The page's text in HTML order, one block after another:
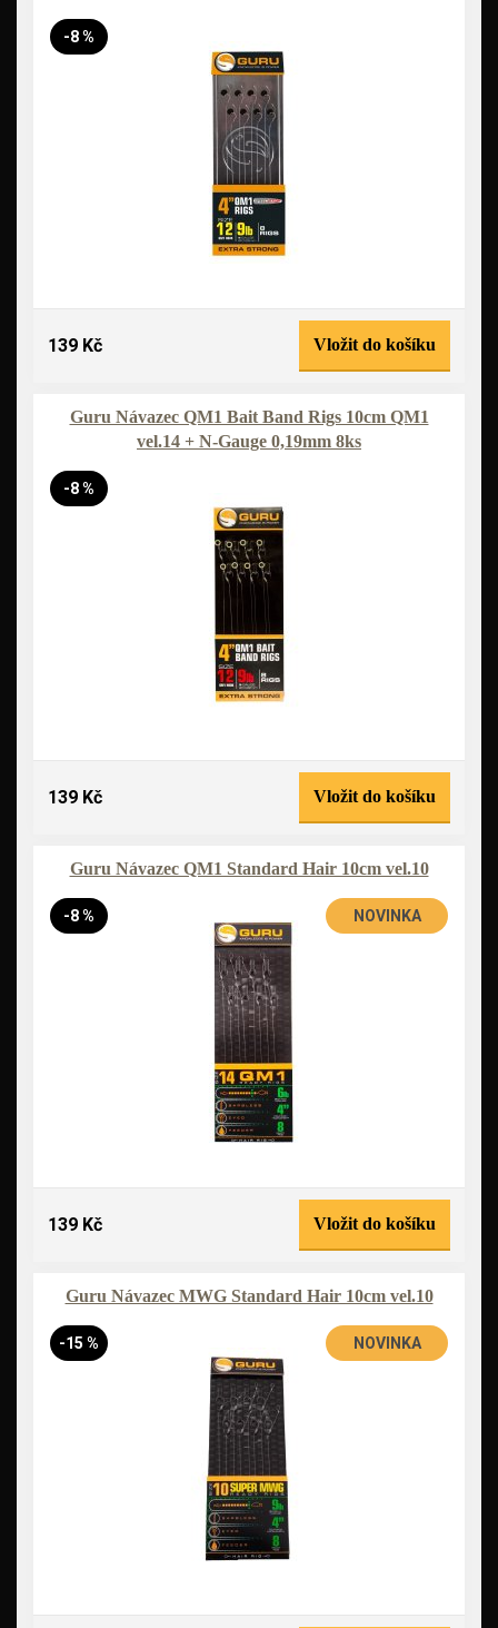
-8 %
139 Kč Vložit do košíku
Guru Návazec QM1 Bait Band Rigs 10cm QM1
vel.14 + N-Gauge 0,19mm 8ks
-8 %
139 Kč Vložit do košíku
Guru Návazec QM1 Standard Hair 10cm vel.10
-8 % NOVINKA
139 Kč Vložit do košíku
Guru Návazec MWG Standard Hair 10cm vel.10
-15 % NOVINKA